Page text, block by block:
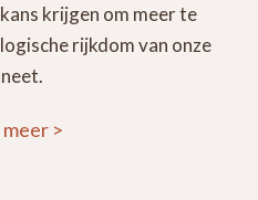
krijgen om meer te
rijkdom van onze
meer >